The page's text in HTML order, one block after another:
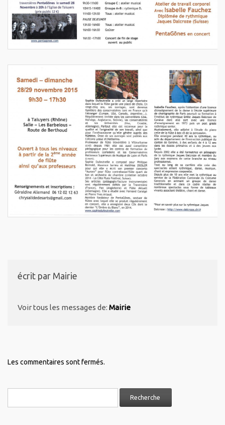
écrit par Mairie
Voir tous les messages de: Mairie
Les commentaires sont fermés.